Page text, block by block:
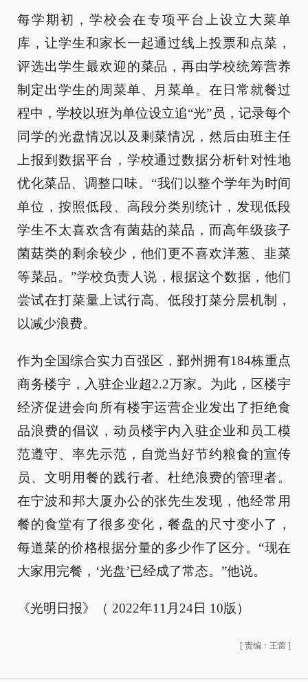
每学期初，学校会在专项平台上设立大菜单
库，让学生和家长一起通过线上投票和点菜，
评选出学生最欢迎的菜品，再由学校统筹营养
制定出学生的周菜单、月菜单。在日常就餐过
程中，学校以班为单位设立追“光”员，记录每个
同学的光盘情况以及剩菜情况，然后由班主任
上报到数据平台，学校通过数据分析针对性地
优化菜品、调整口味。“我们以整个学年为时间
单位，按照低段、高段分类别统计，发现低段
学生不太喜欢含有菌菇的菜品，而高年级孩子
菌菇类的剩余较少，他们更不喜欢洋葱、韭菜
等菜品。”学校负责人说，根据这个数据，他们
尝试在打菜量上试行高、低段打菜分层机制，
以减少浪费。
作为全国综合实力百强区，鄞州拥有184栋重点
商务楼宇，入驻企业超2.2万家。为此，区楼宇
经济促进会向所有楼宇运营企业发出了拒绝食
品浪费的倡议，动员楼宇内入驻企业和员工模
范遵守、率先示范，自觉当好节约粮食的宣传
员、文明用餐的践行者、杜绝浪费的管理者。
在宁波和邦大厦办公的张先生发现，他经常用
餐的食堂有了很多变化，餐盘的尺寸变小了，
每道菜的价格根据分量的多少作了区分。“现在
大家用完餐，‘光盘’已经成了常态。”他说。
《光明日报》（ 2022年11月24日 10版）
[ 责编：王蕾 ]